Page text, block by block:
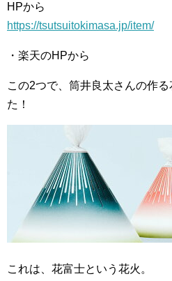
HPから
https://tsutsuitokimasa.jp/item/
・楽天のHPから
この2つで、筒井良太さんの作
た！
これは、花富士という花火。